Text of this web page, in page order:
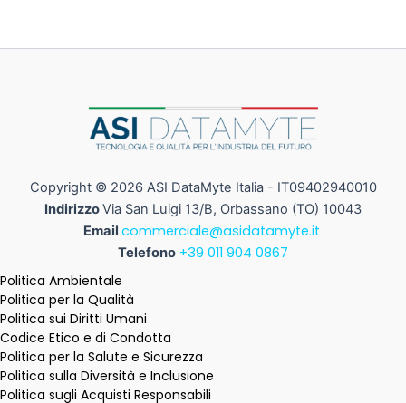
Copyright © 2026 ASI DataMyte Italia - IT09402940010
IndirizzoVia San Luigi 13/B, Orbassano (TO) 10043
Email commerciale@asidatamyte.it
Telefono +39 011 904 0867
Politica Ambientale
Politica per la Qualità
Politica sui Diritti Umani
Codice Etico e di Condotta
Politica per la Salute e Sicurezza
Politica sulla Diversità e Inclusione
Politica sugli Acquisti Responsabili